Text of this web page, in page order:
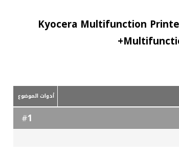
Kyocera Multifunction
أدوات الموضوع
1